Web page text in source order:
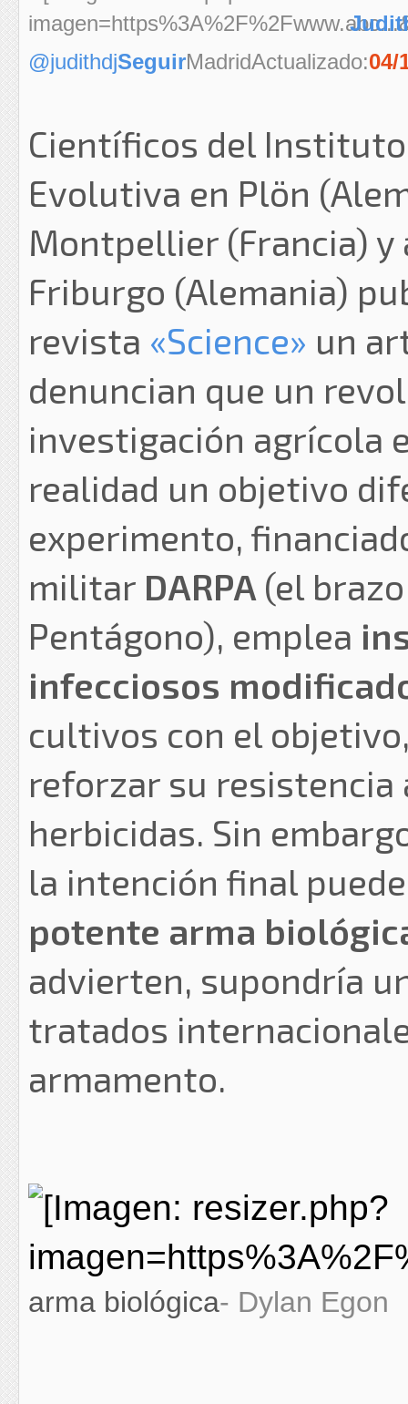
@judithdjSeguirMadridActualizado:04/
Científicos del
Evolutiva en Plön
Montpellier (Francia) y
Friburgo (Alemania)
revista «Science» un
denuncian que un
investigación agrícola
realidad un objetivo
experimento,
militar DARPA (el
Pentágono), emplea
infecciosos
cultivos con el
reforzar su resistencia
herbicidas. Sin
la intención final
potente arma
advierten, supondría
tratados
armamento.
arma biológica- Dylan Egon